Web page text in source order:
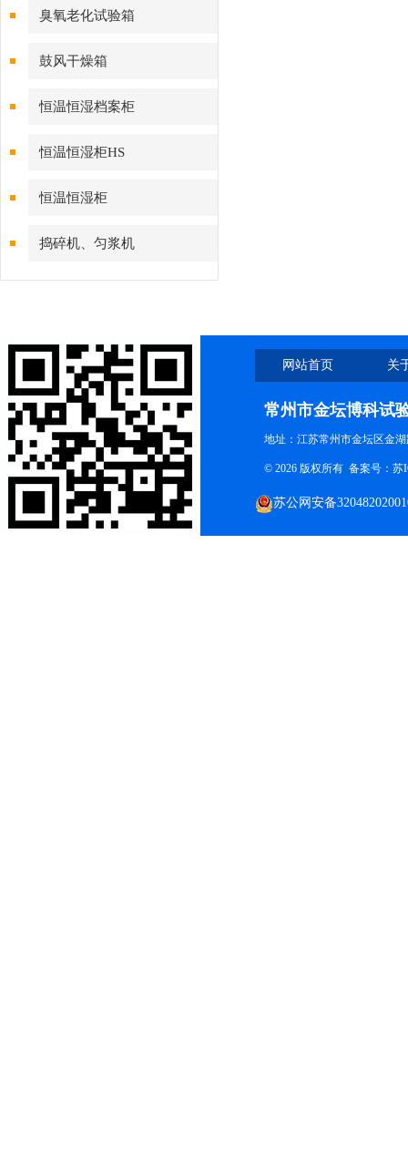
臭氧老化试验箱
鼓风干燥箱
恒温恒湿档案柜
恒温恒湿柜HS
恒温恒湿柜
捣碎机、匀浆机
网站首页 关
常州市金坛博科试
地址：江苏常州市金坛区金湖
© 2026 版权所有 备案号： 苏
苏公网安备